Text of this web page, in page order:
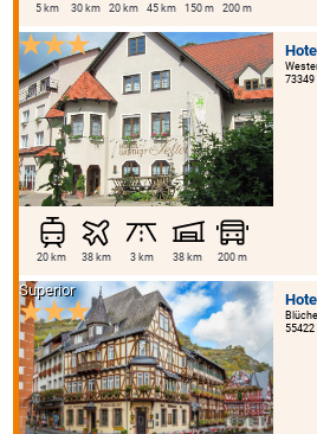
5 km 30 km 20 km 45 km 150 m 200 m
73349
20 km 38 km 3 km 38 km 200 m
55422
Superior